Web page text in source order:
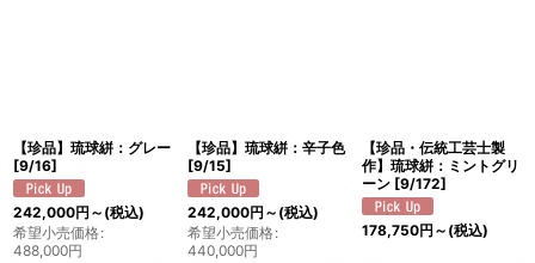
【珍品】琉球絣：グレー
[9/16]
242,000円 ～ (税込)
希望小売価格:
488,000円
【珍品】琉球絣：辛子色
[9/15]
242,000円 ～ (税込)
希望小売価格:
440,000円
【珍品・伝統工芸士製
作】琉球絣：ミントグリ
ーン [9/172]
178,750円 ～ (税込)